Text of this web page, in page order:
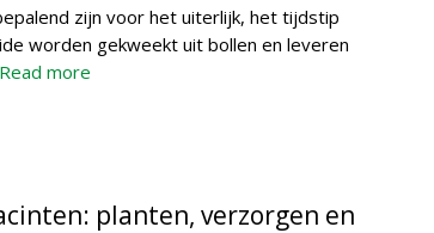
zijn voor het uiterlijk, het tijdstip
worden gekweekt uit bollen en leveren
Read more
planten, verzorgen en